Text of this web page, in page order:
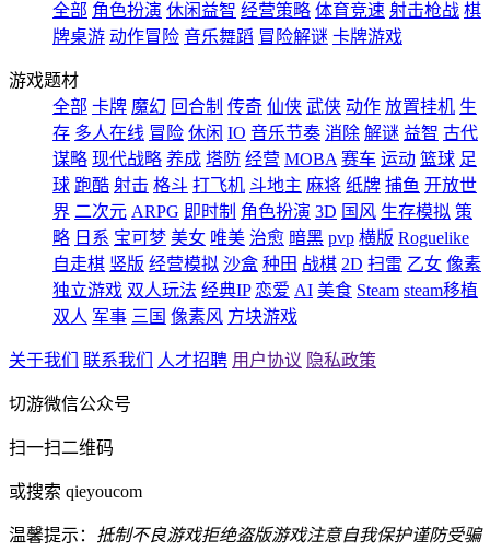
全部 角色扮演 休闲益智 经营策略 体育竞速 射击枪战 棋
牌桌游 动作冒险 音乐舞蹈 冒险解谜 卡牌游戏
游戏题材
全部 卡牌 魔幻 回合制 传奇 仙侠 武侠 动作 放置挂机 生
存 多人在线 冒险 休闲 IO 音乐节奏 消除 解谜 益智 古代
谋略 现代战略 养成 塔防 经营 MOBA 赛车 运动 篮球 足
球 跑酷 射击 格斗 打飞机 斗地主 麻将 纸牌 捕鱼 开放世
界 二次元 ARPG 即时制 角色扮演 3D 国风 生存模拟 策
略 日系 宝可梦 美女 唯美 治愈 暗黑 pvp 横版 Roguelike
自走棋 竖版 经营模拟 沙盒 种田 战棋 2D 扫雷 乙女 像素
独立游戏 双人玩法 经典IP 恋爱 AI 美食 Steam steam移植
双人 军事 三国 像素风 方块游戏
关于我们 联系我们 人才招聘 用户协议 隐私政策
切游微信公众号
扫一扫二维码
或搜索 qieyoucom
温馨提示： 抵制不良游戏拒绝盗版游戏注意自我保护谨防受骗